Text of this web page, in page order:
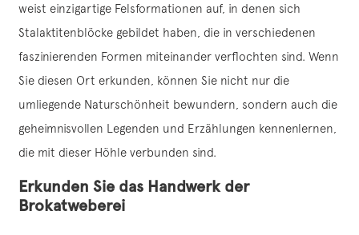
weist einzigartige Felsformationen auf, in denen sich
Stalaktitenblöcke gebildet haben, die in verschiedenen
faszinierenden Formen miteinander verflochten sind. Wenn
Sie diesen Ort erkunden, können Sie nicht nur die
umliegende Naturschönheit bewundern, sondern auch die
geheimnisvollen Legenden und Erzählungen kennenlernen,
die mit dieser Höhle verbunden sind.
Erkunden Sie das Handwerk der
Brokatweberei